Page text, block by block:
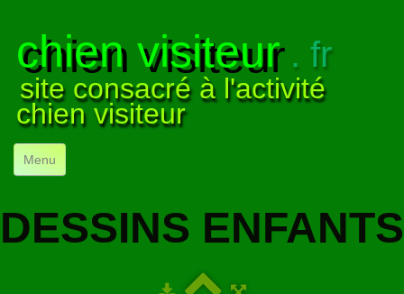
chien visiteur. fr
site consacré à l'activité
chien visiteur
Menu
NOS VISITES▼
DESSINS ENFANTS